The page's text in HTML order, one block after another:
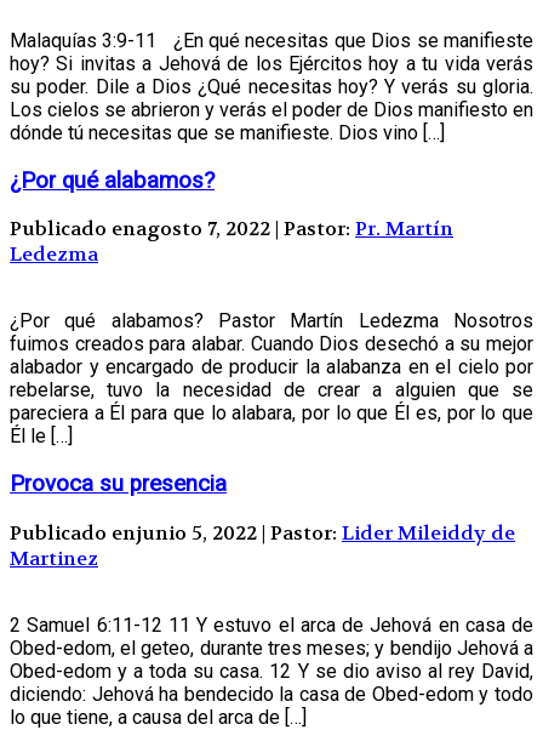
Malaquías 3:9-11 ¿En qué necesitas que Dios se manifieste
hoy? Si invitas a Jehová de los Ejércitos hoy a tu vida verás
su poder. Dile a Dios ¿Qué necesitas hoy? Y verás su gloria.
Los cielos se abrieron y verás el poder de Dios manifiesto en
dónde tú necesitas que se manifieste. Dios vino […]
¿Por qué alabamos?
Publicado enagosto 7, 2022 | Pastor: Pr. Martín
Ledezma
¿Por qué alabamos? Pastor Martín Ledezma Nosotros
fuimos creados para alabar. Cuando Dios desechó a su mejor
alabador y encargado de producir la alabanza en el cielo por
rebelarse, tuvo la necesidad de crear a alguien que se
pareciera a Él para que lo alabara, por lo que Él es, por lo que
Él le […]
Provoca su presencia
Publicado enjunio 5, 2022 | Pastor: Lider Mileiddy de
Martinez
2 Samuel 6:11-12 11 Y estuvo el arca de Jehová en casa de
Obed-edom, el geteo, durante tres meses; y bendijo Jehová a
Obed-edom y a toda su casa. 12 Y se dio aviso al rey David,
diciendo: Jehová ha bendecido la casa de Obed-edom y todo
lo que tiene, a causa del arca de […]